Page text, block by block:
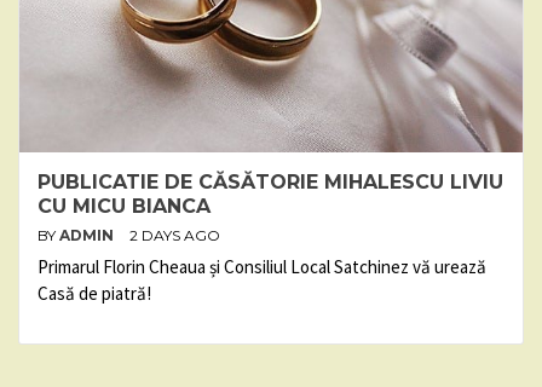
PUBLICATIE DE CĂSĂTORIE MIHALESCU LIVIU
CU MICU BIANCA
BY ADMIN 2 DAYS AGO
Primarul Florin Cheaua și Consiliul Local Satchinez vă urează
Casă de piatră!